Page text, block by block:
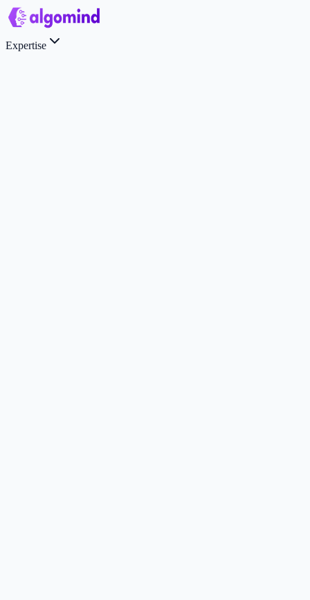
Expertise